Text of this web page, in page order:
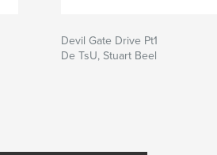
Devil Gate Drive Pt1
De TsU, Stuart Beel